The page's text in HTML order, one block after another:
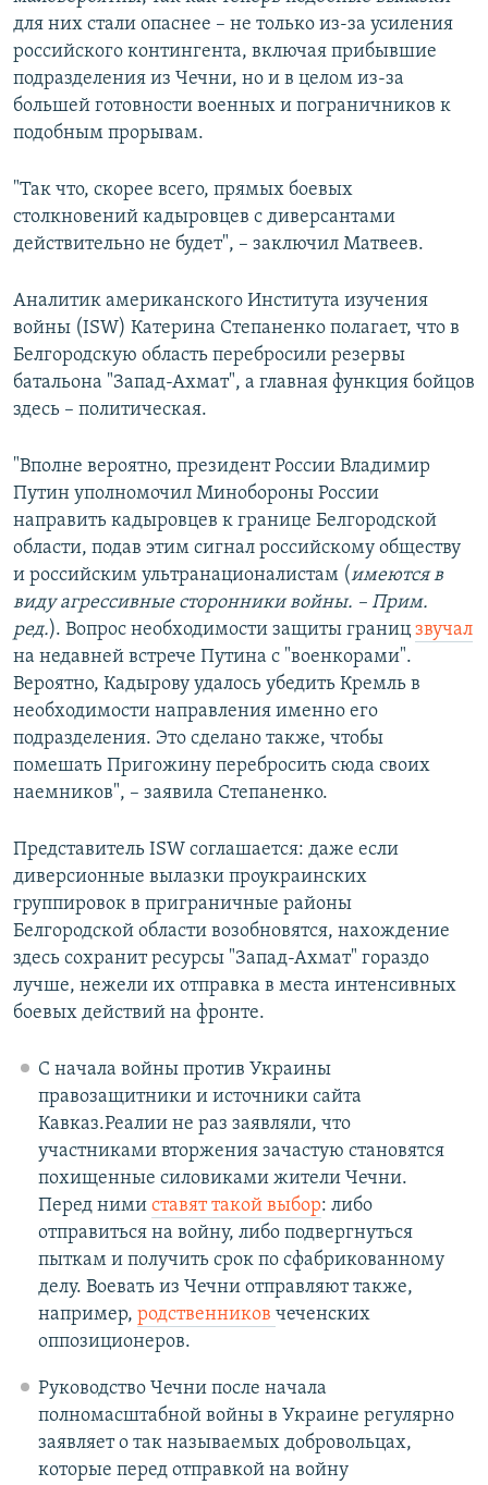
для них стали опаснее – не только из-за усиления
российского контингента, включая прибывшие
подразделения из Чечни, но и в целом из-за
большей готовности военных и пограничников к
подобным прорывам.
"Так что, скорее всего, прямых боевых
столкновений кадыровцев с диверсантами
действительно не будет", – заключил Матвеев.
Аналитик американского Института изучения
войны (ISW) Катерина Степаненко полагает, что в
Белгородскую область перебросили резервы
батальона "Запад-Ахмат", а главная функция бойцов
здесь – политическая.
"Вполне вероятно, президент России Владимир
Путин уполномочил Минобороны России
направить кадыровцев к границе Белгородской
области, подав этим сигнал российскому обществу
и российским ультранационалистам (имеются в
виду агрессивные сторонники войны. – Прим.
ред.). Вопрос необходимости защиты границ звучал
на недавней встрече Путина с "военкорами".
Вероятно, Кадырову удалось убедить Кремль в
необходимости направления именно его
подразделения. Это сделано также, чтобы
помешать Пригожину перебросить сюда своих
наемников", – заявила Степаненко.
Представитель ISW соглашается: даже если
диверсионные вылазки проукраинских
группировок в приграничные районы
Белгородской области возобновятся, нахождение
здесь сохранит ресурсы "Запад-Ахмат" гораздо
лучше, нежели их отправка в места интенсивных
боевых действий на фронте.
С начала войны против Украины
правозащитники и источники сайта
Кавказ.Реалии не раз заявляли, что
участниками вторжения зачастую становятся
похищенные силовиками жители Чечни.
Перед ними ставят такой выбор: либо
отправиться на войну, либо подвергнуться
пыткам и получить срок по сфабрикованному
делу. Воевать из Чечни отправляют также,
например, родственников чеченских
оппозиционеров.
Руководство Чечни после начала
полномасштабной войны в Украине регулярно
заявляет о так называемых добровольцах,
которые перед отправкой на войну